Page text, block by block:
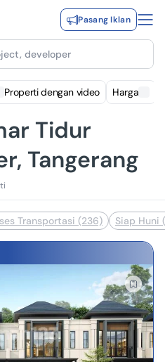
Pasang Iklan
developer
Properti dengan video Harga
Tidur
Tangerang
Transportasi (236) Siap Huni